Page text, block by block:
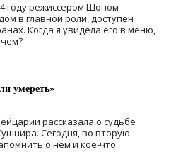
годурежиссером Шоном
в главной роли, доступен
Когда я увидела его в меню,
умереть»
рассказала о судьбе
Сегодня, во вторую
о нем и кое-что